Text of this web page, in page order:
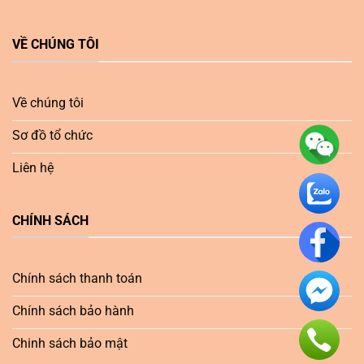
VỀ CHÚNG TÔI
Về chúng tôi
Sơ đồ tổ chức
Liên hệ
CHÍNH SÁCH
Chính sách thanh toán
Chính sách bảo hành
Chinh sách bảo mật